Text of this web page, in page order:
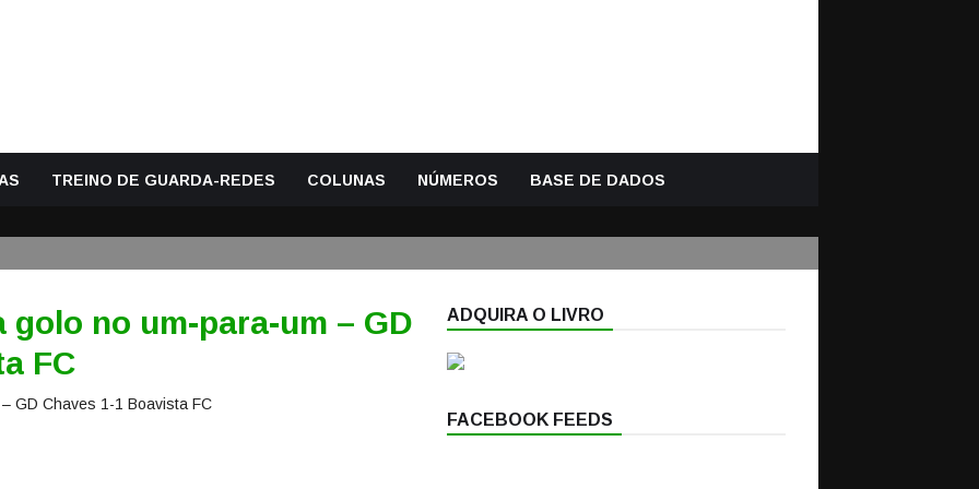
TREINO DE GUARDA-REDES COLUNAS NÚMEROS BASE DE DADOS
no um-para-um – GD
FC
ADQUIRA O LIVRO
FACEBOOK FEEDS